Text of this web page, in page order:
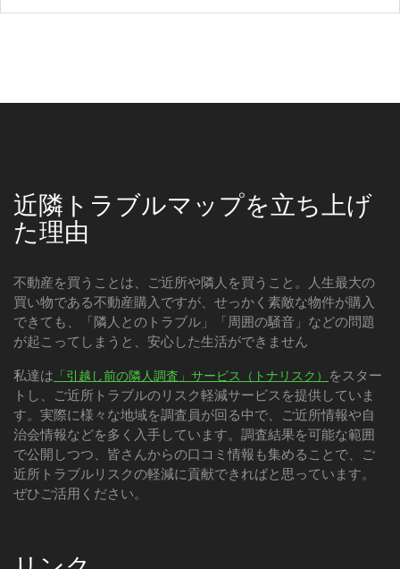
近隣トラブルマップを立ち上げ
た理由
不動産を買うことは、ご近所や隣人を買うこと。人生最大の
買い物である不動産購入ですが、せっかく素敵な物件が購入
できても、「隣人とのトラブル」「周囲の騒音」などの問題
が起こってしまうと、安心した生活ができません
私達は 「引越し前の隣人調査」サービス（トナリスク） をスター
トし、ご近所トラブルのリスク軽減サービスを提供していま
す。実際に様々な地域を調査員が回る中で、ご近所情報や自
治会情報などを多く入手しています。調査結果を可能な範囲
で公開しつつ、皆さんからの口コミ情報も集めることで、ご
近所トラブルリスクの軽減に貢献できればと思っています。
ぜひご活用ください。